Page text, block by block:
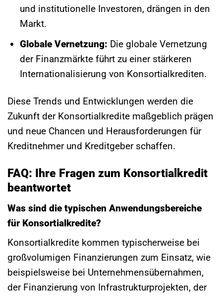
und institutionelle Investoren, drängen in den
Markt.
Globale Vernetzung: Die globale Vernetzung
der Finanzmärkte führt zu einer stärkeren
Internationalisierung von Konsortialkrediten.
Diese Trends und Entwicklungen werden die
Zukunft der Konsortialkredite maßgeblich prägen
und neue Chancen und Herausforderungen für
Kreditnehmer und Kreditgeber schaffen.
FAQ: Ihre Fragen zum Konsortialkredit
beantwortet
Was sind die typischen Anwendungsbereiche
für Konsortialkredite?
Konsortialkredite kommen typischerweise bei
großvolumigen Finanzierungen zum Einsatz, wie
beispielsweise bei Unternehmensübernahmen,
der Finanzierung von Infrastrukturprojekten, der